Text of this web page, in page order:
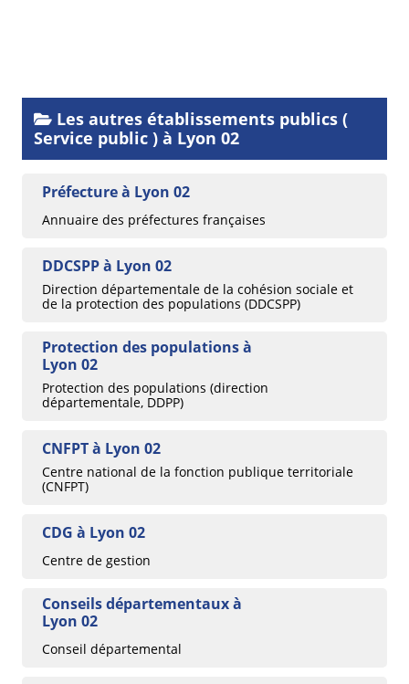
Les autres établissements publics (
Service public ) à Lyon 02
Préfecture à Lyon 02
Annuaire des préfectures françaises
DDCSPP à Lyon 02
Direction départementale de la cohésion sociale et
de la protection des populations (DDCSPP)
Protection des populations à
Lyon 02
Protection des populations (direction
départementale, DDPP)
CNFPT à Lyon 02
Centre national de la fonction publique territoriale
(CNFPT)
CDG à Lyon 02
Centre de gestion
Conseils départementaux à
Lyon 02
Conseil départemental